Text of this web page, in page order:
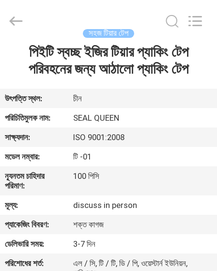
আমাদের
সম্পর্কে
কারখানা
ভ্রমণ
মান
নিয়ন্ত্রণ
যোগাযোগ
Material
সহজ টিয়ার টেপ
পিইটি স্বচ্ছ ইজির টিয়ার প্যাকিং টেপ
পরিবহনের জন্য আঠালো প্যাকিং টেপ
উৎপত্তি স্থল:
চীন
পরিচিতিমুলক নাম:
SEAL QUEEN
সাক্ষ্যদান:
ISO 9001:2008
মডেল নম্বার:
টি -01
ন্যূনতম চাহিদার
পরিমাণ:
100 পিসি
মূল্য:
discuss in person
প্যাকেজিং বিবরণ:
শক্ত কাগজ
ডেলিভারি সময়:
3-7 দিন
পরিশোধের শর্ত:
এল / সি, টি / টি, ডি / পি, ওয়েস্টার্ন ইউনিয়ন,